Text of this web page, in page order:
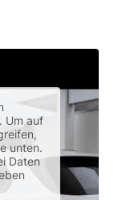
. Um auf
unten.
Daten